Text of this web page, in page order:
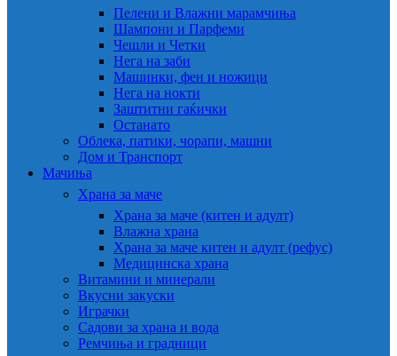
Пелени и Влажни марамчиња
Шампони и Парфеми
Чешли и Четки
Нега на заби
Машинки, фен и ножици
Нега на нокти
Заштитни гаќички
Останато
Облека, патики, чорапи, машни
Дом и Транспорт
Мачиња
Храна за маче
Храна за маче (китен и адулт)
Влажна храна
Храна за маче китен и адулт (рефус)
Медицинска храна
Витамини и минерали
Вкусни закуски
Играчки
Садови за храна и вода
Ремчиња и градници